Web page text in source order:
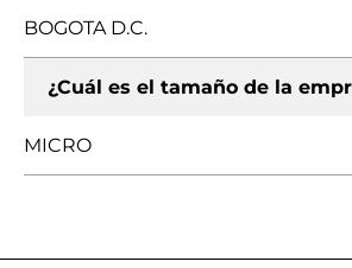
BOGOTA D.C.
¿Cuál es el tamaño de la
MICRO